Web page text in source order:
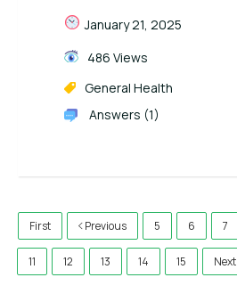
January 21, 2025
486 Views
General Health
Answers (1)
First Previous 5 6 7
11 12 13 14 15 Next